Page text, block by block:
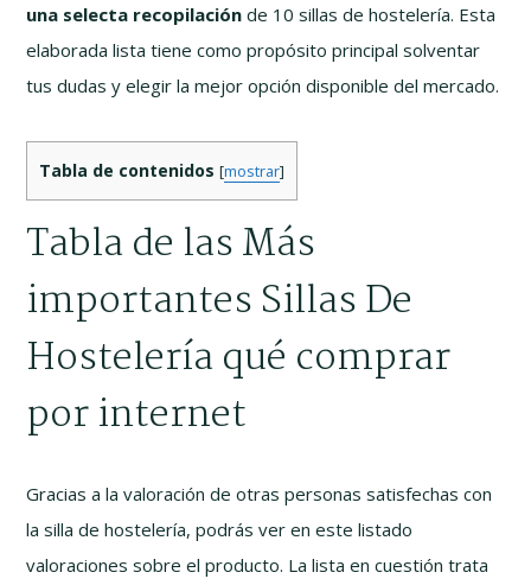
una selecta recopilación de 10 sillas de hostelería. Esta
elaborada lista tiene como propósito principal solventar
tus dudas y elegir la mejor opción disponible del mercado.
Tabla de contenidos [mostrar]
Tabla de las Más
importantes Sillas De
Hostelería qué comprar
por internet
Gracias a la valoración de otras personas satisfechas con
la silla de hostelería, podrás ver en este listado
valoraciones sobre el producto. La lista en cuestión trata